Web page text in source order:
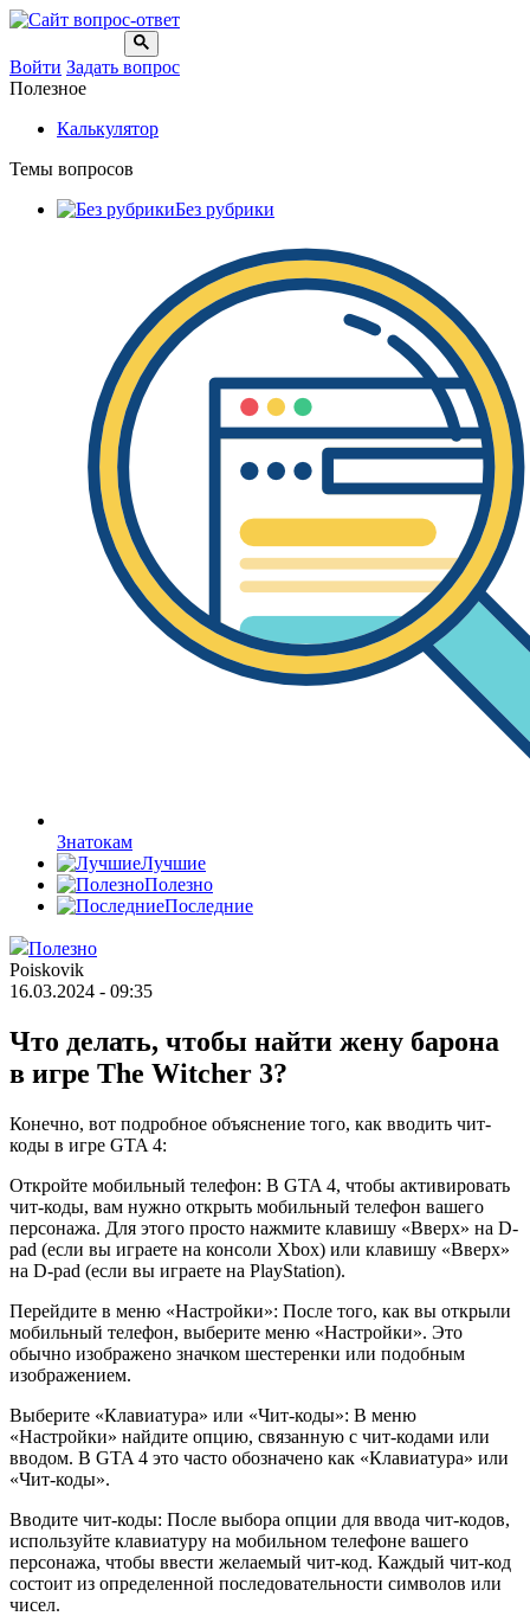
Войти Задать вопрос
Полезное
Калькулятор
Темы вопросов
Без рубрики
Знатокам
Лучшие
Полезно
Последние
Полезно
Poiskovik
16.03.2024 - 09:35
Что делать, чтобы найти жену барона
в игре The Witcher 3?
Конечно, вот подробное объяснение того, как вводить чит-
коды в игре GTA 4:
Откройте мобильный телефон: В GTA 4, чтобы активировать
чит-коды, вам нужно открыть мобильный телефон вашего
персонажа. Для этого просто нажмите клавишу «Вверх» на D-
pad (если вы играете на консоли Xbox) или клавишу «Вверх»
на D-pad (если вы играете на PlayStation).
Перейдите в меню «Настройки»: После того, как вы открыли
мобильный телефон, выберите меню «Настройки». Это
обычно изображено значком шестеренки или подобным
изображением.
Выберите «Клавиатура» или «Чит-коды»: В меню
«Настройки» найдите опцию, связанную с чит-кодами или
вводом. В GTA 4 это часто обозначено как «Клавиатура» или
«Чит-коды».
Вводите чит-коды: После выбора опции для ввода чит-кодов,
используйте клавиатуру на мобильном телефоне вашего
персонажа, чтобы ввести желаемый чит-код. Каждый чит-код
состоит из определенной последовательности символов или
чисел.